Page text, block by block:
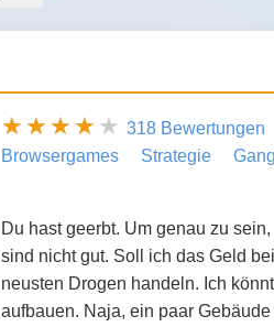
318 Bewertungen
Browsergames
Strategie
Du hast geerbt. Um genau zu
sind nicht gut. Soll ich das Geld
neusten Drogen handeln. Ich
aufbauen. Naja, ein paar